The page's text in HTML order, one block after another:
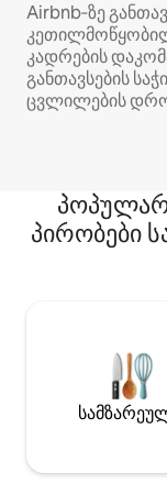
Airbnb‑ზე
კადრების
განთავსების
ცვლილების
პირობები